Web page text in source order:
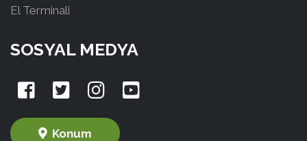
El Terminali
SOSYAL MEDYA
Konum